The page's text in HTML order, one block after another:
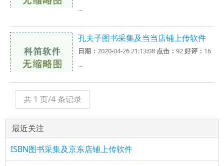
...
孔夫子图书采集及当当店铺上传软件
日期：2020-04-26 21:13:08 点击：92好评： 16
...
共 1 页/4 条记录
最近关注
ISBN图书采集及京东店铺上传软件